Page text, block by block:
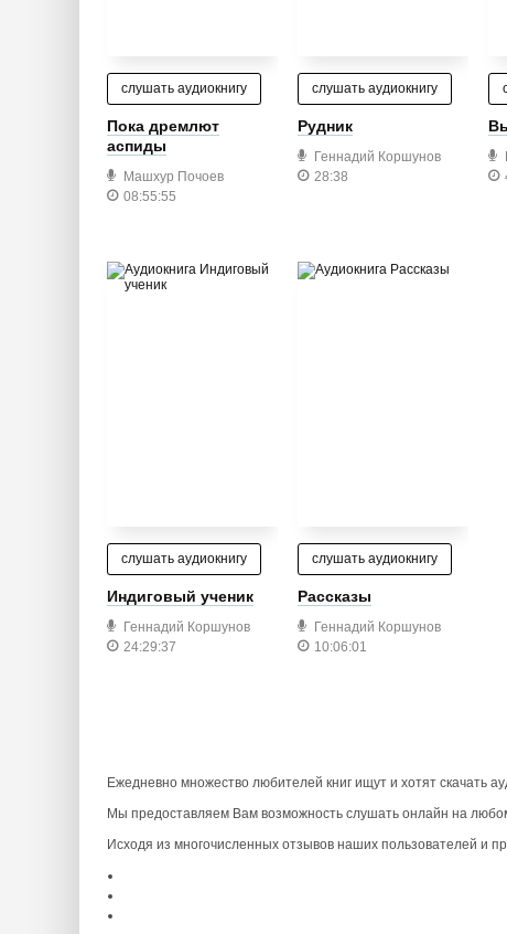
слушать аудиокнигу
Пока дремлют
аспиды
Машхур Почоев
08:55:55
слушать аудиокнигу
Рудник
Геннадий Коршунов
28:38
слушать аудиокнигу
Индиговый ученик
Геннадий Коршунов
24:29:37
слушать аудиокнигу
Рассказы
Геннадий Коршунов
10:06:01
Ежедневно множество любителей книг ищут и хотят скачать
Мы предоставляем Вам возможность слушать онлайн на
Исходя из многочисленных отзывов наших пользователей и